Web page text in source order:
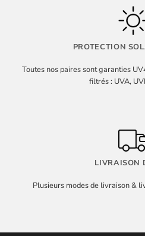
PROTECTION
Toutes nos paires sont garanties
filtrés : UVA,
LIVRAISON
Plusieurs modes de livraison &